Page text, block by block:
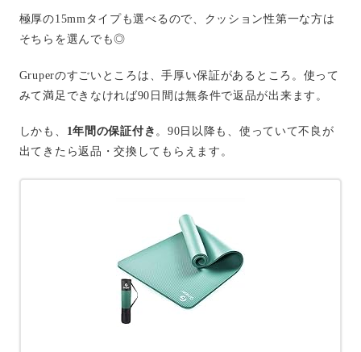
極厚の15mmタイプも選べるので、クッション性第一な方は
そちらを選んでも◎
Gruperのすごいところは、手厚い保証があるところ。使って
みて満足できなければ90日間は無条件で返品が出来ます。
しかも、 1年間の保証付き 。90日以降も、使っていて不良が
出てきたら返品・交換してもらえます。